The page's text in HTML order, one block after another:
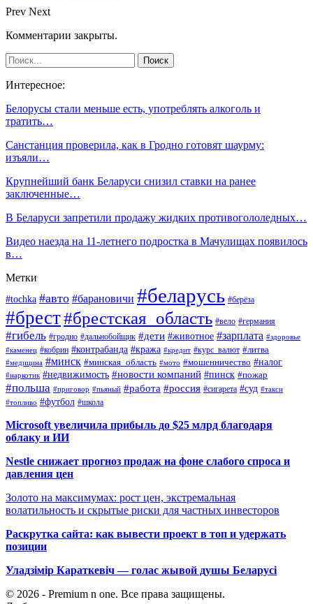
Prev Next
Комментарии закрыты.
Интересное:
Белорусы стали меньше есть, употреблять алкоголь и
тратить…
Санстанция проверила, как в Гродно готовят шаурму:
изъяли…
Крупнейший банк Беларуси снизил ставки на ранее
заключенные…
В Беларуси запретили продажу жидких противогололедных…
Видео наезда на 11-летнего подростка в Мачулищах появилось
в…
Метки
#tochka #авто #барановичи #беларусь #берёза
#брест#брестская_область #вело #германия
#гибель #гродно #дальнобойщик #дети #животное #зарплата #здоровье
#каменец #кобрин #контрабанда #кража #кредит #курс_валют #литва
#медицина #минск #минская_область #мото #мошенничество #налог
#наркотик #недвижимость #новости компаний #пинск #пожар
#польша #приговор #пьяный #работа #россия #сигарета #суд #такси
#топливо #футбол #школа
Microsoft увеличила прибыль до $25 млрд благодаря
облаку и ИИ
Nestle снижает прогноз продаж на фоне слабого спроса и
давления цен
Золото на максимумах: рост цен, экстремальная
волатильность и скрытые риски для частных инвесторов
Раскрутка сайта: как вывести проект в топ и удержать
позиции
Уладзімір Караткевіч — голас жывой душы Беларусі
© 2026 - Premium n one. Все права защищены.